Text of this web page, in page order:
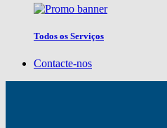
Todos os Serviços
Contacte-nos